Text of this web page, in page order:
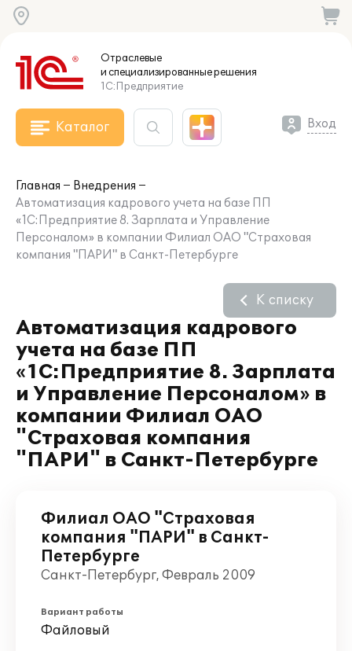
Отраслевые
и специализированныерешения
1С:Предприятие
Каталог Вход
Главная
Внедрения
Автоматизация кадрового учета на базе ПП
«1С:Предприятие 8. Зарплата и Управление
Персоналом» в компании Филиал ОАО "Страховая
компания "ПАРИ" в Санкт-Петербурге
Автоматизация кадрового
учета на базе ПП
«1С:Предприятие 8. Зарплата
и Управление Персоналом» в
компании Филиал ОАО
"Страховая компания
"ПАРИ" в Санкт-Петербурге
К списку
Филиал ОАО "Страховая
компания "ПАРИ" в Санкт-
Петербурге
Санкт-Петербург, Февраль 2009
Вариант работы
Файловый